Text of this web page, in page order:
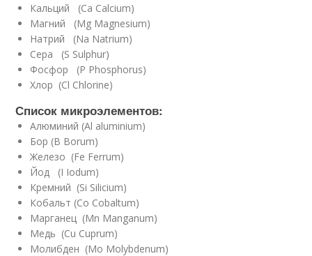
Кальций (Ca Calcium)
Магний (Mg Magnesium)
Натрий (Na Natrium)
Сера (S Sulphur)
Фосфор (P Phosphorus)
Хлор (Cl Chlorine)
Список микроэлементов:
Алюминий (Al aluminium)
Бор (B Borum)
Железо (Fe Ferrum)
Йод (I Iodum)
Кремний (Si Silicium)
Кобальт (Co Cobaltum)
Марганец (Mn Manganum)
Медь (Cu Cuprum)
Молибден (Mo Molybdenum)